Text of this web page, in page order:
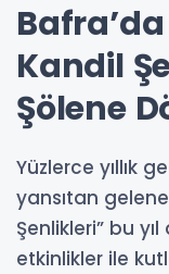
Kandil
Şölene
Yüzlerce yıllık
yansıtan
Şenlikleri” bu
etkinlikler ile